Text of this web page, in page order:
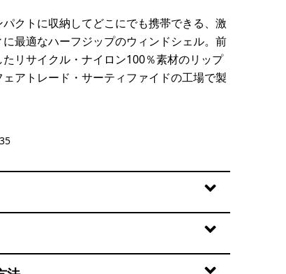
クトに収納してどこにでも携帯できる、激
最適なハーフジップのウィンドシェル。前
リサイクル・ナイロン100％素材のリップ
アトレード・サーティファイドの工場で製
Blue